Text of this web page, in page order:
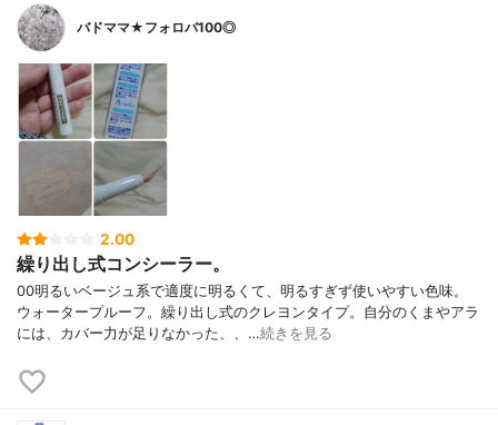
バドママ★フォロバ100◎
2.00
繰り出し式コンシーラー。
00明るいベージュ系で適度に明るくて、明るすぎず使いやすい色味。
ウォータープルーフ。繰り出し式のクレヨンタイプ。自分のくまやアラ
には、カバー力が足りなかった、、…続きを見る